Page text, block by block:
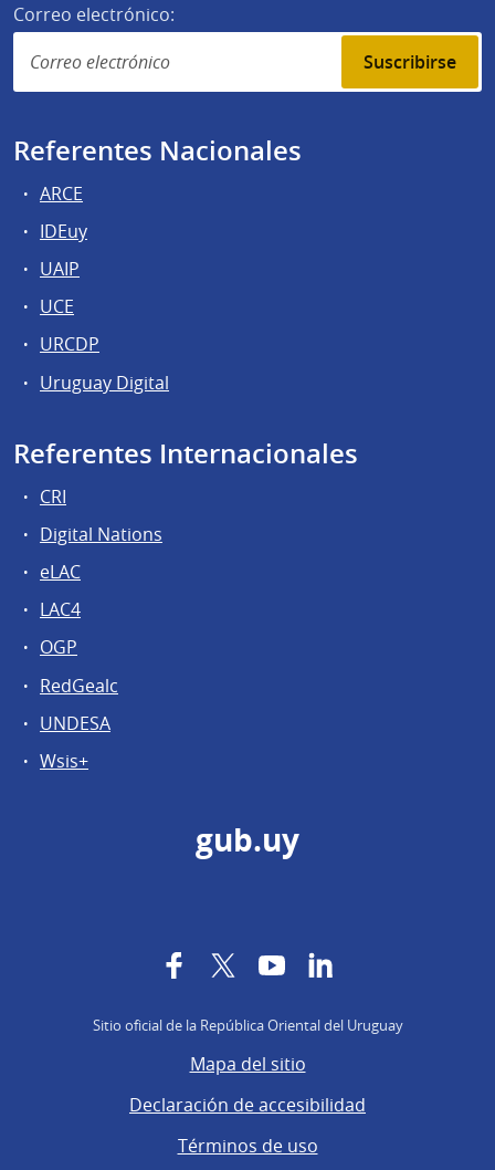
Correo electrónico:
Suscribirse
Referentes Nacionales
ARCE
IDEuy
UAIP
UCE
URCDP
Uruguay Digital
Referentes Internacionales
CRI
Digital Nations
eLAC
LAC4
OGP
RedGealc
UNDESA
Wsis+
gub.uy
FacebookTwitterYouTube
Sitio oficial de la República Oriental del Uruguay
Mapa del sitio
Declaración de accesibilidad
Términos de uso